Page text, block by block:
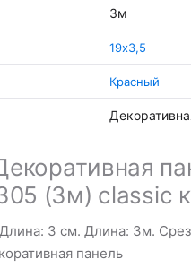
(3м) classic
3 см. Длина: 3м.
панель
3м
19х3,5
Красный